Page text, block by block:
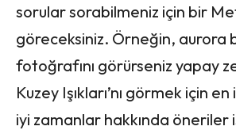
sorular sorabilmeniz için bir
göreceksiniz. Örneğin, aurora
fotoğrafını görürseniz yapay
Kuzey Işıkları’nı görmek için
iyi zamanlar hakkında öneriler